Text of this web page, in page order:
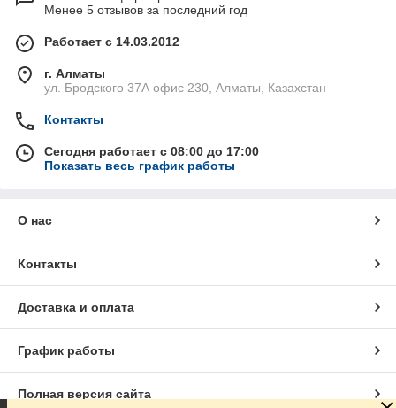
Менее 5 отзывов за последний год
Работает с 14.03.2012
г. Алматы
ул. Бродского 37А офис 230, Алматы, Казахстан
Контакты
Сегодня работает с 08:00 до 17:00
Показать весь график работы
О нас
Контакты
Доставка и оплата
График работы
Полная версия сайта